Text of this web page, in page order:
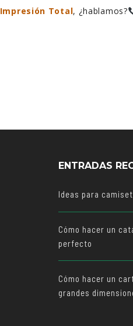
Impresión Total, ¿hablamos?
ENTRADAS
Ideas para
Cómo hacer un
perfecto
Cómo hacer un
grandes